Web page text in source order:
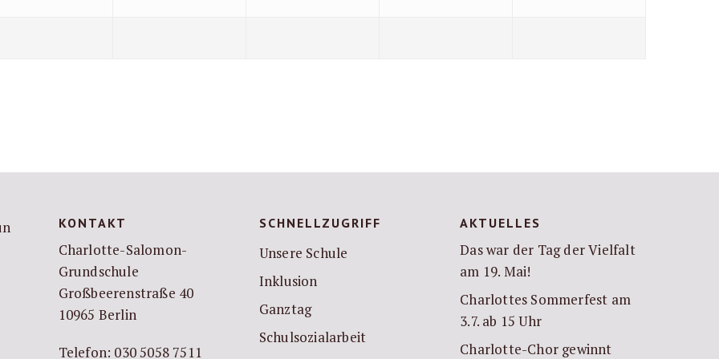
KONTAKT
Charlotte-Salomon-
Grundschule
Großbeerenstraße 40
10965 Berlin
Telefon: 030 5058 7511
SCHNELLZUGRIFF
Unsere Schule
Inklusion
Ganztag
Schulsozialarbeit
AKTUELLES
Das war der Tag der Vielfalt
am 19. Mai!
Charlottes Sommerfest am
3.7. ab 15 Uhr
Charlotte-Chor gewinnt